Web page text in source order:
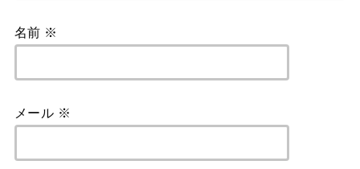
名前 ※
メール ※